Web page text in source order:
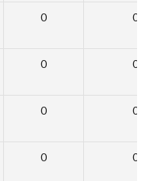
0 0
0 0
0 0
0 0